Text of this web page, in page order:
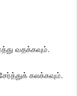
வதக்கவும்.
கலக்கவும்.